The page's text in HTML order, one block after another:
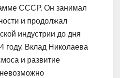
СССР. Он занимал
и продолжал
индустрии до дня
году. Вклад Николаева
и развитие